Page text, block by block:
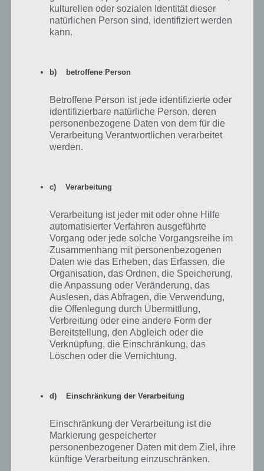
Smartphone Preis Empfehlung
Gigaset
ca.
Fingerabdrucksensor. Die Kamera kann
könnte besser sein. Dafür sehr günstig.
Gigaset GS160 kaufen beinullprozentshop.de |Amazon.de|
notebooksbilliger.de
129€
Akkulaufzeit, die Kamera könnte auch
Samsung Galaxy J3 kaufen beinullprozentshop.de|Amazon.de
notebooksbilliger.de
Lenovo K6
ca.
140€
Für den Preis bekommt man ein gut
ausgestattetes Einsteiger Modell mit
Android Betriebssystem, pasabler
Kamera und Akkulaufzeit
Lenovo K6 kaufen beinullprozentshop.de|Amazon.de
Wer mehr Leistung benötigt,
seinem Smartphone ohne
Ruckeln spielen zu können,
sollte zu den Mittelklasse
Smartphones greifen. Diese
kulturellen oder sozialen Identität dieser
natürlichen Person sind, identifiziert werden
kann.
b) betroffene Person
Betroffene Person ist jede identifizierte oder
identifizierbare natürliche Person, deren
personenbezogene Daten von dem für die
Verarbeitung Verantwortlichen verarbeitet
werden.
c) Verarbeitung
Verarbeitung ist jeder mit oder ohne Hilfe
automatisierter Verfahren ausgeführte
Vorgang oder jede solche Vorgangsreihe im
Zusammenhang mit personenbezogenen
Daten wie das Erheben, das Erfassen, die
Organisation, das Ordnen, die Speicherung,
die Anpassung oder Veränderung, das
Auslesen, das Abfragen, die Verwendung,
die Offenlegung durch Übermittlung,
Verbreitung oder eine andere Form der
Bereitstellung, den Abgleich oder die
Verknüpfung, die Einschränkung, das
Löschen oder die Vernichtung.
d) Einschränkung der Verarbeitung
Einschränkung der Verarbeitung ist die
Markierung gespeicherter
personenbezogener Daten mit dem Ziel, ihre
künftige Verarbeitung einzuschränken.